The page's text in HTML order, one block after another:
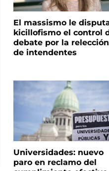
El massismo le
kicillofismo el control
debate por la relección
de intendentes
Universidades: nuevo
paro en reclamo del